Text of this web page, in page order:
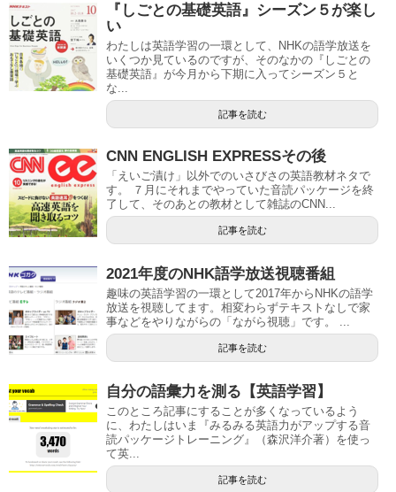
『しごとの基礎英語』シーズン５が楽し
い
わたしは英語学習の一環として、NHKの語学放送を
いくつか見ているのですが、そのなかの『しごとの
基礎英語』が今月から下期に入ってシーズン５と
な...
記事を読む
CNN ENGLISH EXPRESSその後
「えいご漬け」以外でのいさびさの英語教材ネタで
す。 ７月にそれまでやっていた音読パッケージを終
了して、そのあとの教材として雑誌のCNN...
記事を読む
2021年度のNHK語学放送視聴番組
趣味の英語学習の一環として2017年からNHKの語学
放送を視聴してます。相変わらずテキストなしで家
事などをやりながらの「ながら視聴」です。 ...
記事を読む
自分の語彙力を測る【英語学習】
このところ記事にすることが多くなっているよう
に、わたしはいま『みるみる英語力がアップする音
読パッケージトレーニング』（森沢洋介著）を使っ
て英...
記事を読む